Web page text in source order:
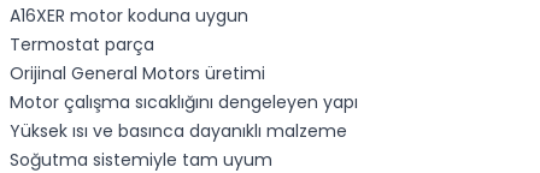
A16XER motor koduna uygun
Termostat parça
Orijinal General Motors üretimi
Motor çalışma sıcaklığını dengeleyen yapı
Yüksek ısı ve basınca dayanıklı malzeme
Soğutma sistemiyle tam uyum